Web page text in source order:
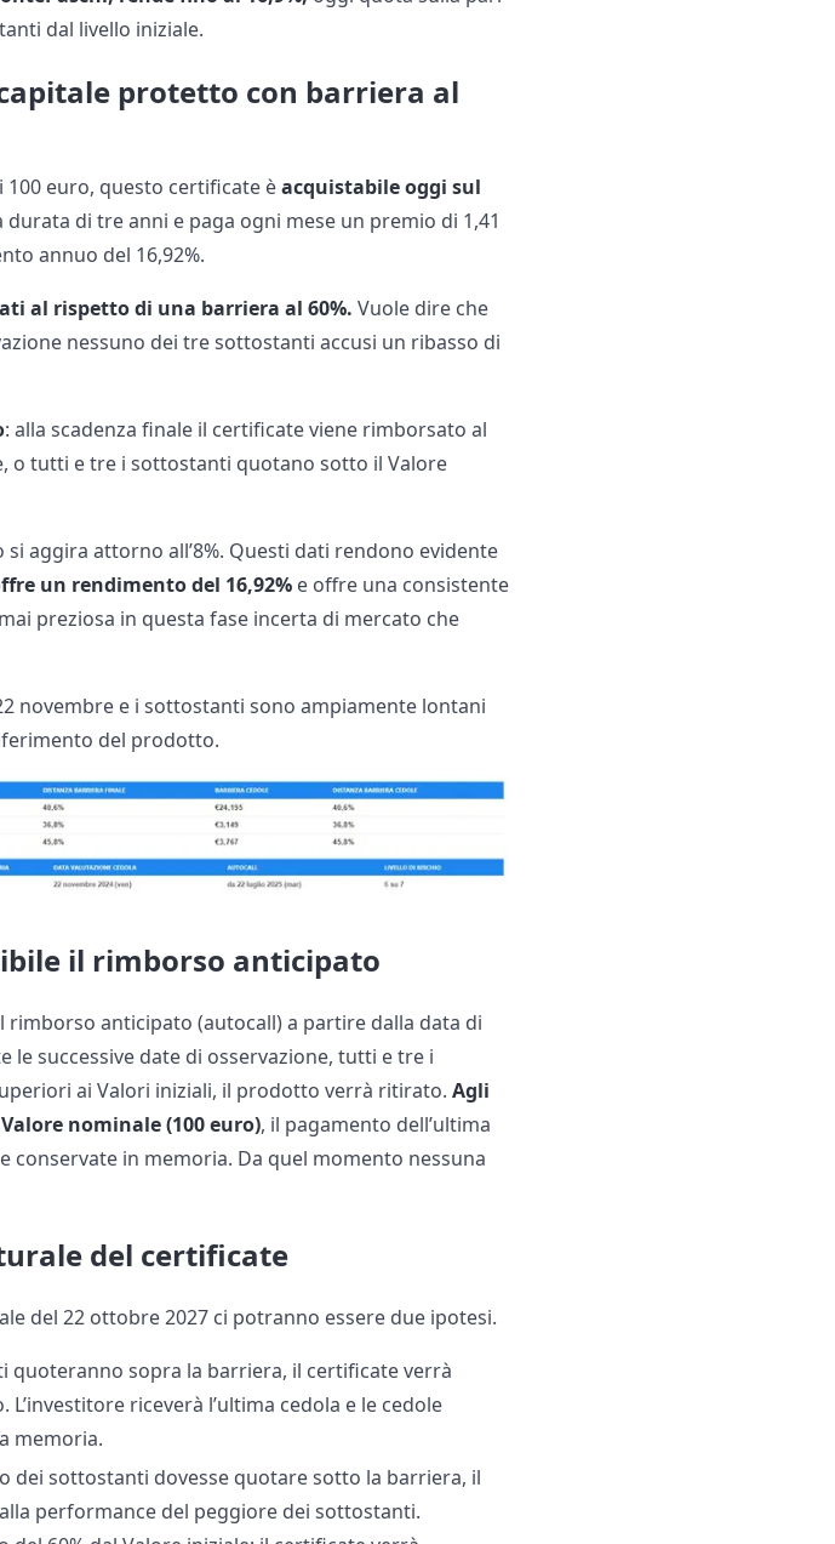
dal livello iniziale.
protetto con barriera al
100 euro, questo certificate èacquistabile oggi sul
di tre anni e paga ogni mese un premio di 1,41
annuo del 16,92%.
al rispetto di una barriera al 60%. Vuole dire che
nessuno dei tre sottostanti accusi un ribasso di
: alla scadenza finale il certificate viene rimborsato al
o tutti e tre i sottostanti quotano sotto il Valore
aggira attorno all’8%. Questi dati rendono evidente
un rendimento del 16,92% e offre una consistente
preziosa in questa fase incerta di mercato che
novembre e i sottostanti sono ampiamente lontani
del prodotto.
il rimborso anticipato
rimborso anticipato (autocall) a partire dalla data di
le successive date di osservazione, tutti e tre i
ai Valori iniziali, il prodotto verrà ritirato.Agli
nominale (100 euro), il pagamento dell’ultima
conservate in memoria. Da quel momento nessuna
del certificate
del 22 ottobre 2027 ci potranno essere due ipotesi.
quoteranno sopra la barriera, il certificate verrà
riceverà l’ultima cedola e le cedole
memoria.
dei sottostanti dovesse quotare sotto la barriera, il
performance del peggiore dei sottostanti.